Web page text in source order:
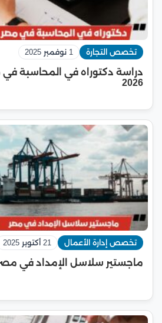
تخصص التجارة 1 نوفمبر 2025
دراسة دكتوراه في المحاسبة في
2026
تخصص إدارة الأعمال 21 أكتوبر 2025
ماجستير سلاسل الإمداد في مصر